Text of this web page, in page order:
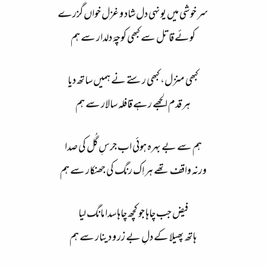
سر خوشی میں یونہی دل شاد و غزل خواں گزرے
کوئے قاتل سے کبھی کوچۂ دلدار سے ہم
کبھی منزل، کبھی رستے نے ہمیں ساتھ دیا
ہر قدم الجھے رہے قافلہ سالار سے ہم
ہم سے بے بہرہ ہوئی اب جرسِ گُل کی صدا
ورنہ واقف تھے ہر اِک رنگ کی جھنکار سے ہم
فیض جب چاہا جو کچھ چاہا سدا مانگ لیا
ہاتھ پھیلا کے دلِ بے زر و دینار سے ہم